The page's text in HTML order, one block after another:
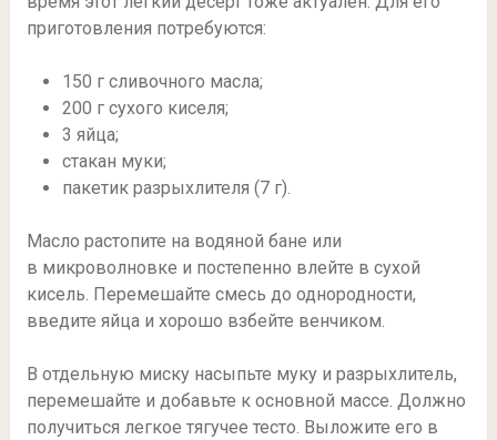
приготовления потребуются:
150 г сливочного масла;
200 г сухого киселя;
3 яйца;
стакан муки;
пакетик разрыхлителя (7 г).
Масло растопите на водяной бане или
в микроволновке и постепенно влейте в сухой
кисель. Перемешайте смесь до однородности,
введите яйца и хорошо взбейте венчиком.
В отдельную миску насыпьте муку и разрыхлитель,
перемешайте и добавьте к основной массе. Должно
получиться легкое тягучее тесто. Выложите его в